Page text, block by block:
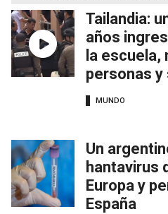
Tailandia:
años
la
personas y
MUNDO
Un
hantavirus
Europa y
España